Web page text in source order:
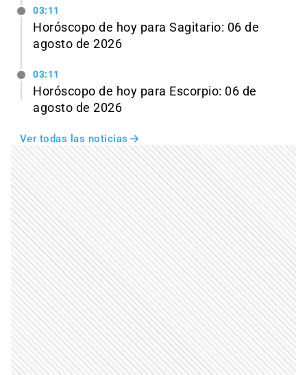
03:11
Horóscopo de hoy para Sagitario: 06 de
agosto de 2026
03:11
Horóscopo de hoy para Escorpio: 06 de
agosto de 2026
Ver todas las noticias